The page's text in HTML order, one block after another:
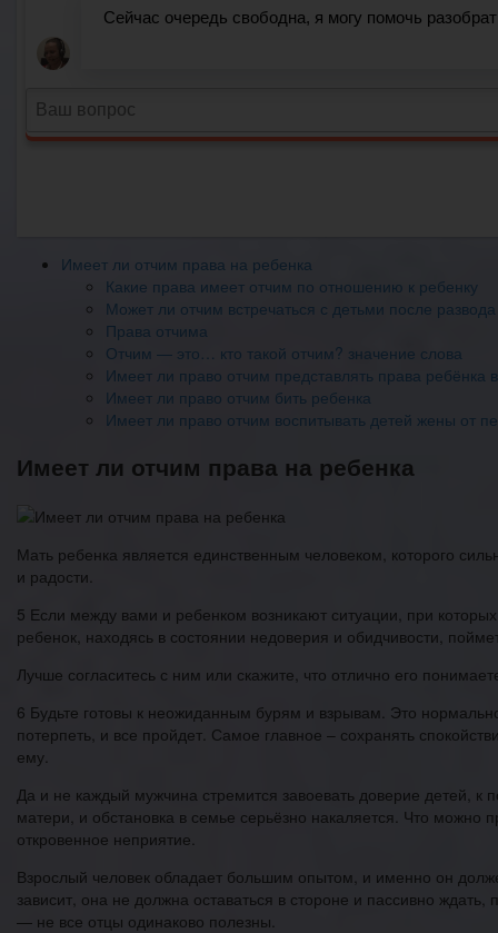
Имеет ли отчим права на ребенка
Какие права имеет отчим по отношению к ребенку
Может ли отчим встречаться с детьми после
Права отчима
Отчим — это… кто такой отчим? значение слова
Имеет ли право отчим представлять права ребёнка
Имеет ли право отчим бить ребенка
Имеет ли право отчим воспитывать детей жены от
Имеет ли отчим права на ребенка
Мать ребенка является единственным человеком, которого
и радости.
5 Если между вами и ребенком возникают ситуации, при
ребенок, находясь в состоянии недоверия и обидчивости,
Лучше согласитесь с ним или скажите, что отлично его
6 Будьте готовы к неожиданным бурям и взрывам. Это
потерпеть, и все пройдет. Самое главное – сохранять
ему.
Да и не каждый мужчина стремится завоевать доверие детей, к
матери, и обстановка в семье серьёзно накаляется. Что можно
откровенное неприятие.
Взрослый человек обладает большим опытом, и именно он
зависит, она не должна оставаться в стороне и пассивно
— не все отцы одинаково полезны.